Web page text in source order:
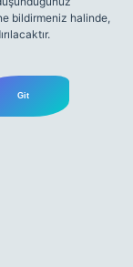
bildirmeniz halinde,